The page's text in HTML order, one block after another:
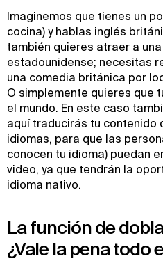
Imaginemos que tienes un
cocina) y hablas inglés
también quieres atraer a
estadounidense; necesitas
una comedia británica por
O simplemente quieres que
el mundo. En este caso
aquí traducirás tu contenido
idiomas, para que las
conocen tu idioma) puedan
video, ya que tendrán la
idioma nativo.
La función de
¿Vale la pena todo